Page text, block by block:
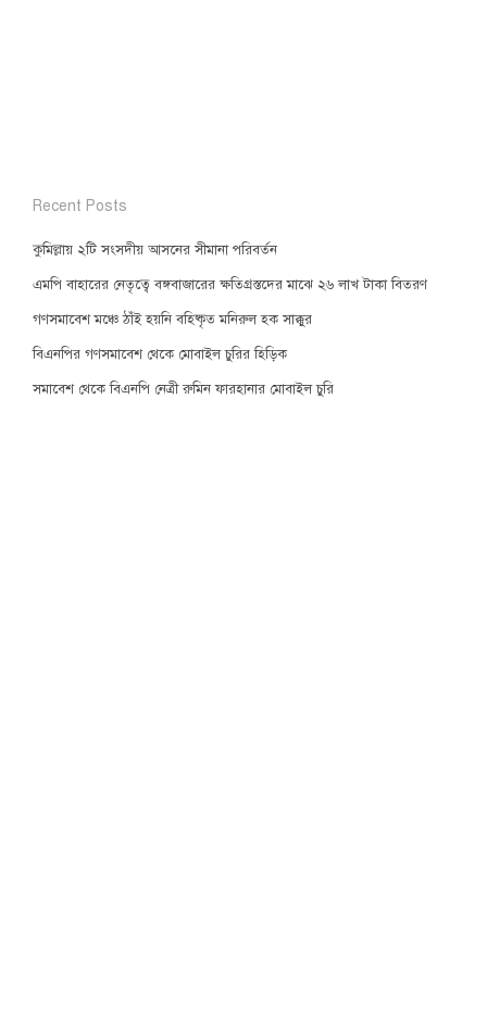
Recent Posts
কুমিল্লায় ২টি সংসদীয় আসনের সীমানা পরিবর্তন
এমপি বাহারের নেতৃত্বে বঙ্গবাজারের ক্ষতিগ্রস্তদের মাঝে ২৬ লাখ টাকা বিতরণ
গণসমাবেশ মঞ্চে ঠাঁই হয়নি বহিষ্কৃত মনিরুল হক সাক্কুর
বিএনপির গণসমাবেশ থেকে মোবাইল চুরির হিড়িক
সমাবেশ থেকে বিএনপি নেত্রী রুমিন ফারহানার মোবাইল চুরি